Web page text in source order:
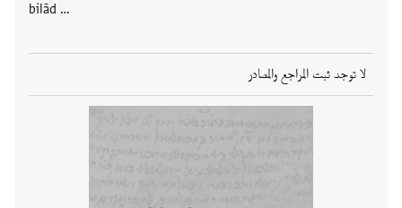
bilād …
لا توجد ثبت المراجع والمصادر